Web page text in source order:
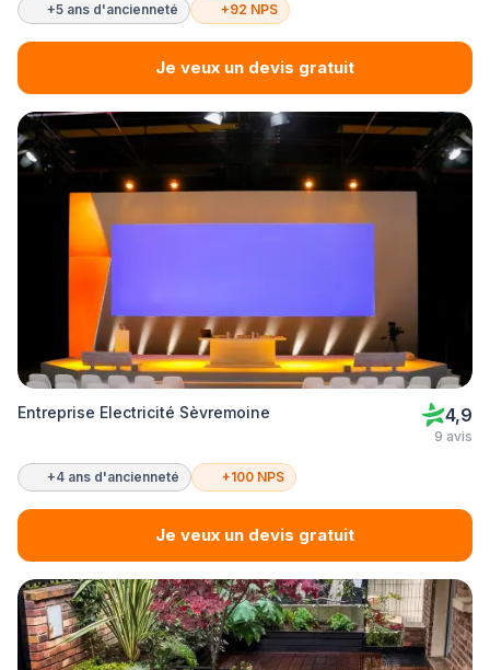
+5 ans d'ancienneté +92 NPS
Je veux un devis gratuit
Entreprise Electricité Sèvremoine 4,9
9 avis
+4 ans d'ancienneté +100 NPS
Je veux un devis gratuit